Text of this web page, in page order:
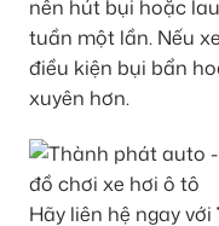
nên hút bụi hoặc
tuần một lần. Nếu
điều kiện bụi bẩn
xuyên hơn.
Hãy liên hệ ngay với